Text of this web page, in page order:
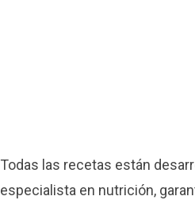
Todas las recetas están
especialista en nutrición,